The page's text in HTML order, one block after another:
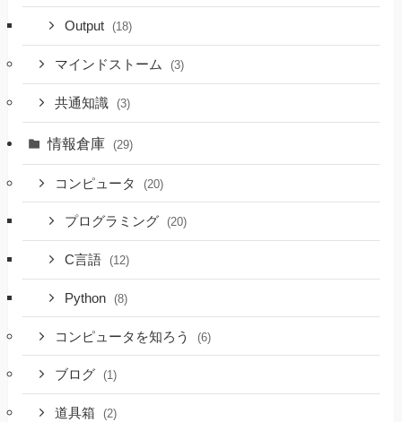
Output (18)
マインドストーム (3)
共通知識 (3)
情報倉庫 (29)
コンピュータ (20)
プログラミング (20)
C言語 (12)
Python (8)
コンピュータを知ろう (6)
ブログ (1)
道具箱 (2)